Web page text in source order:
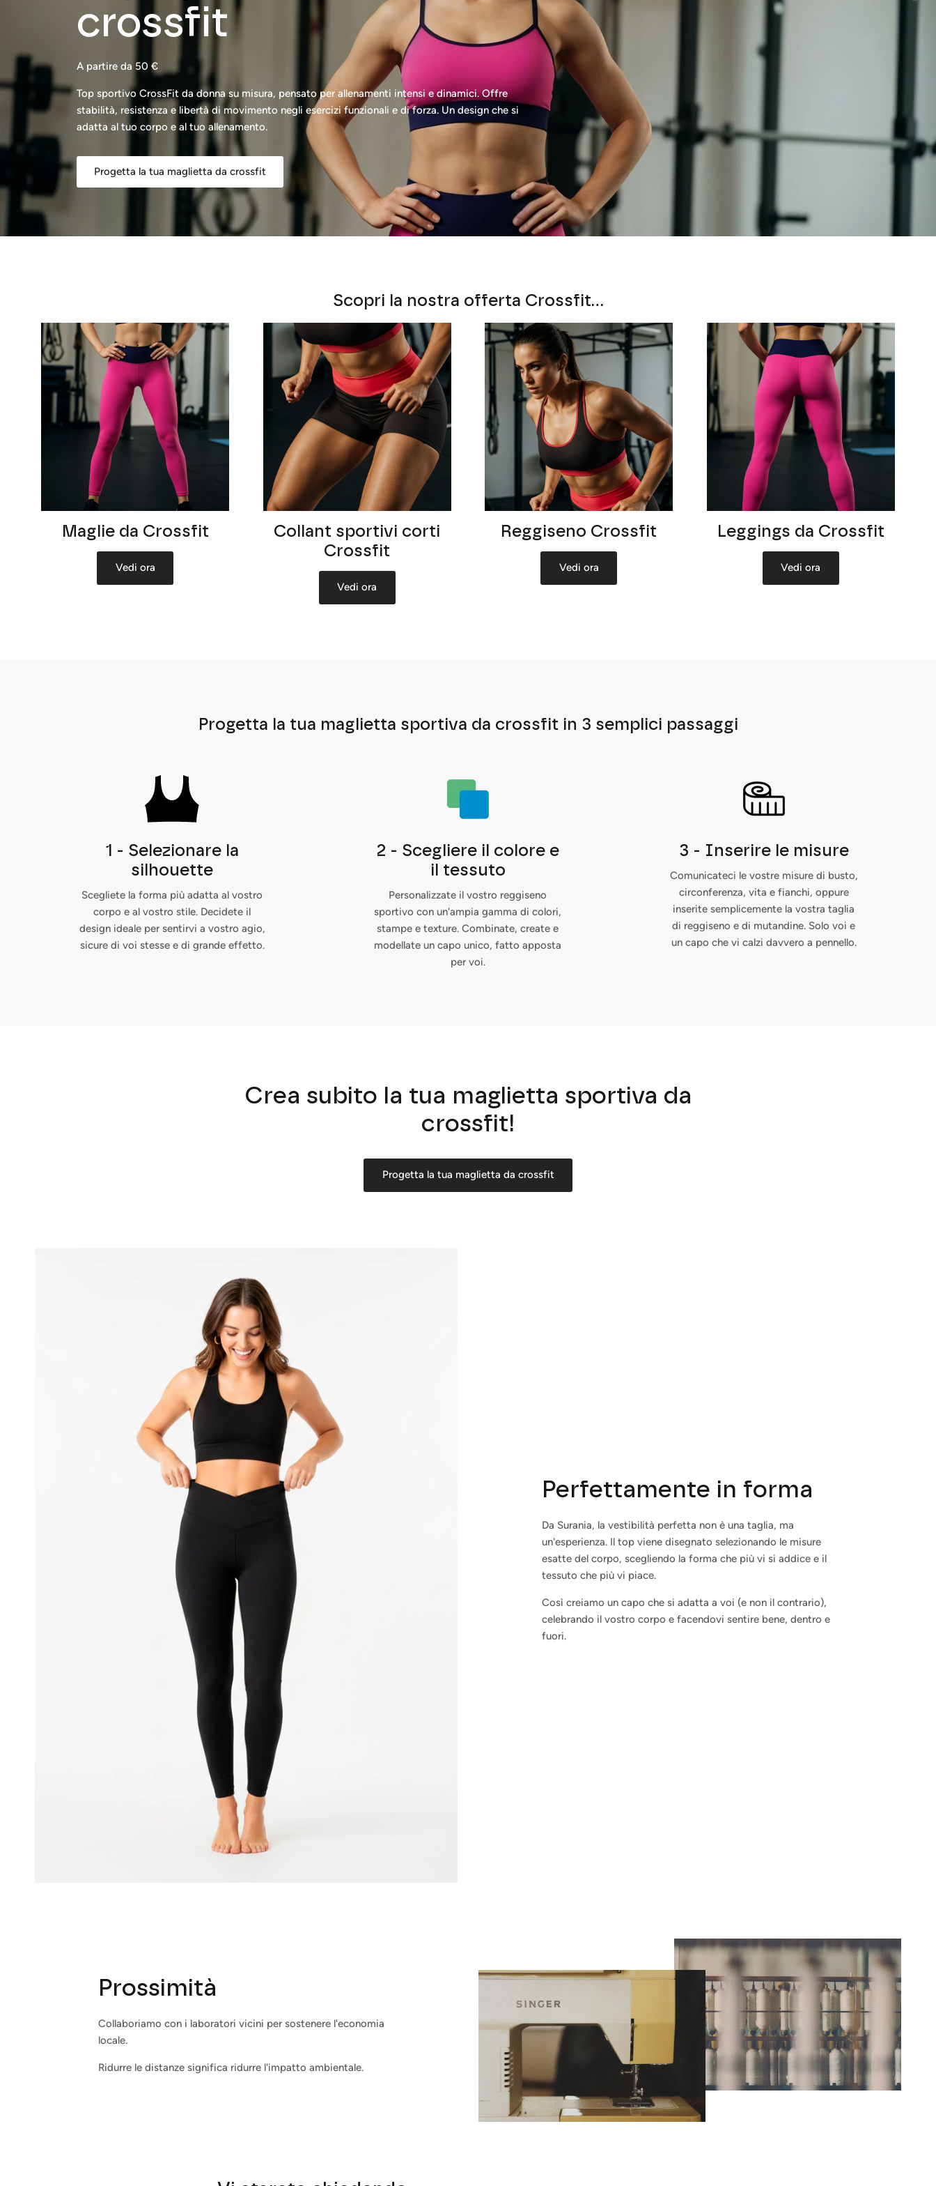
crossfit
A partire da 50 €
Top sportivo CrossFit da donna su misura, pensato per allenamenti intensi e dinamici. Offre
stabilità, resistenza e libertà di movimento negli esercizi funzionali e di forza. Un design che si
adatta al tuo corpo e al tuo allenamento.
Progetta la tua maglietta da crossfit
Scopri la nostra offerta Crossfit...
Maglie da Crossfit
Vedi ora
Collant sportivi corti
Crossfit
Vedi ora
Reggiseno Crossfit
Vedi ora
Leggings da Crossfit
Vedi ora
Progetta la tua maglietta sportiva da crossfit in 3 semplici passaggi
1 - Selezionare la
silhouette
Scegliete la forma più adatta al vostro
corpo e al vostro stile. Decidete il
design ideale per sentirvi a vostro agio,
sicure di voi stesse e di grande effetto.
2 - Scegliere il colore e
il tessuto
Personalizzate il vostro reggiseno
sportivo con un'ampia gamma di colori,
stampe e texture. Combinate, create e
modellate un capo unico, fatto apposta
per voi.
3 - Inserire le misure
Comunicateci le vostre misure di busto,
circonferenza, vita e fianchi, oppure
inserite semplicemente la vostra taglia
di reggiseno e di mutandine. Solo voi e
un capo che vi calzi davvero a pennello.
Crea subito la tua maglietta sportiva da
crossfit!
Progetta la tua maglietta da crossfit
Perfettamente in forma
Da Surania, la vestibilità perfetta non è una taglia, ma
un'esperienza. Il top viene disegnato selezionando le misure
esatte del corpo, scegliendo la forma che più vi si addice e il
tessuto che più vi piace.
Così creiamo un capo che si adatta a voi (e non il contrario),
celebrando il vostro corpo e facendovi sentire bene, dentro e
fuori.
Prossimità
Collaboriamo con i laboratori vicini per sostenere l'economia
locale.
Ridurre le distanze significa ridurre l'impatto ambientale.
Iscriviti e risparmia